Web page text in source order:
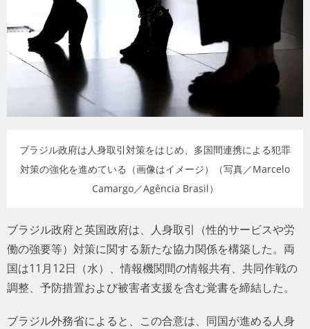
トラベル
サッカー
PEOPLE
ビジネス
コラム
ブラジル政府は人身取引対策をはじめ、多国間連携による犯罪
対策の強化を進めている（画像はイメージ）（写真／Marcelo
Camargo／Agência Brasil）
ブラジル政府と英国政府は、人身取引（性的サービスや労
働の強要等）対策に関する新たな協力関係を構築した。両
国は11月12日（水）、情報機関間の情報共有、共同作戦の
調整、予防措置および被害者支援を含む覚書を締結した。
ブラジル外務省によると、この合意は、同国が進める人身